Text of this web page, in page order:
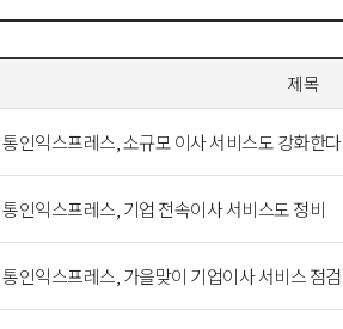
제목
통인익스프레스, 소규모 이사 서비스도 강화한다
통인익스프레스, 기업 전속이사 서비스도 정비
통인익스프레스, 가을맞이 기업이사 서비스 점검